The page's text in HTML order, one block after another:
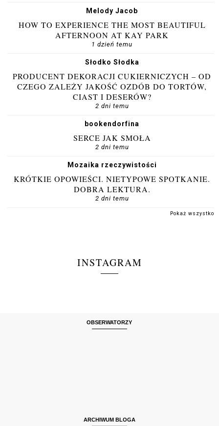
Melody Jacob
HOW TO EXPERIENCE THE MOST BEAUTIFUL
AFTERNOON AT KAY PARK
1 dzień temu
Słodko Słodka
PRODUCENT DEKORACJI CUKIERNICZYCH – OD
CZEGO ZALEŻY JAKOŚĆ OZDÓB DO TORTÓW,
CIAST I DESERÓW?
2 dni temu
bookendorfina
SERCE JAK SMOŁA
2 dni temu
Mozaika rzeczywistości
KRÓTKIE OPOWIEŚCI. NIETYPOWE SPOTKANIE.
DOBRA LEKTURA.
2 dni temu
Pokaż wszystko
INSTAGRAM
OBSERWATORZY
ARCHIWUM BLOGA